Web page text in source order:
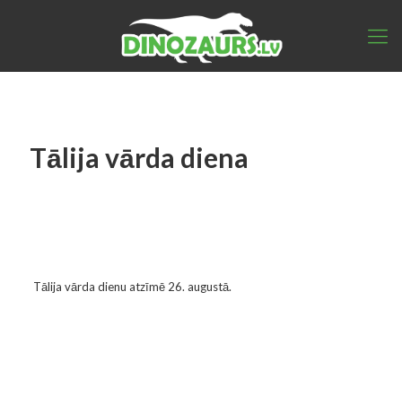
Tālija vārda diena
Tālija vārda dienu atzīmē 26. augustā.